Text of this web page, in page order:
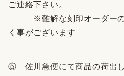
ご連絡下さい。
※難解な刻印オーダーの
く事がございます
⑤ 佐川急便にて商品の荷出